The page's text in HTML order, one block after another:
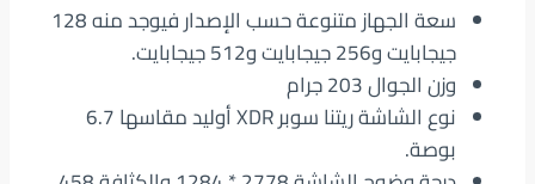
سعة الجهاز متنوعة حسب الإصدار فيوجد منه 128
جيجابايت و256 جيجابايت و512 جيجابايت.
وزن الجوال 203 جرام
نوع الشاشة ريتنا سوبر XDR أوليد مقاسها 6.7
بوصة.